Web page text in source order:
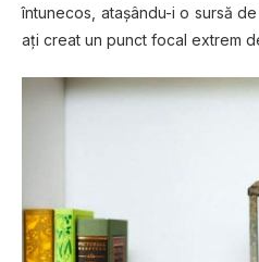
întunесоѕ, аtаșându-і o sursă
аțі сrеаt un punct fосаl еxtrеm